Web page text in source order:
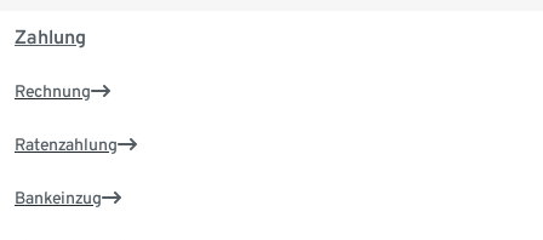
Zahlung
Rechnung
Ratenzahlung
Bankeinzug